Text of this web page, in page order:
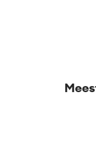
BEAM